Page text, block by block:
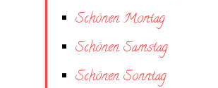
Schönen Montag
Schönen Samstag
Schönen Sonntag